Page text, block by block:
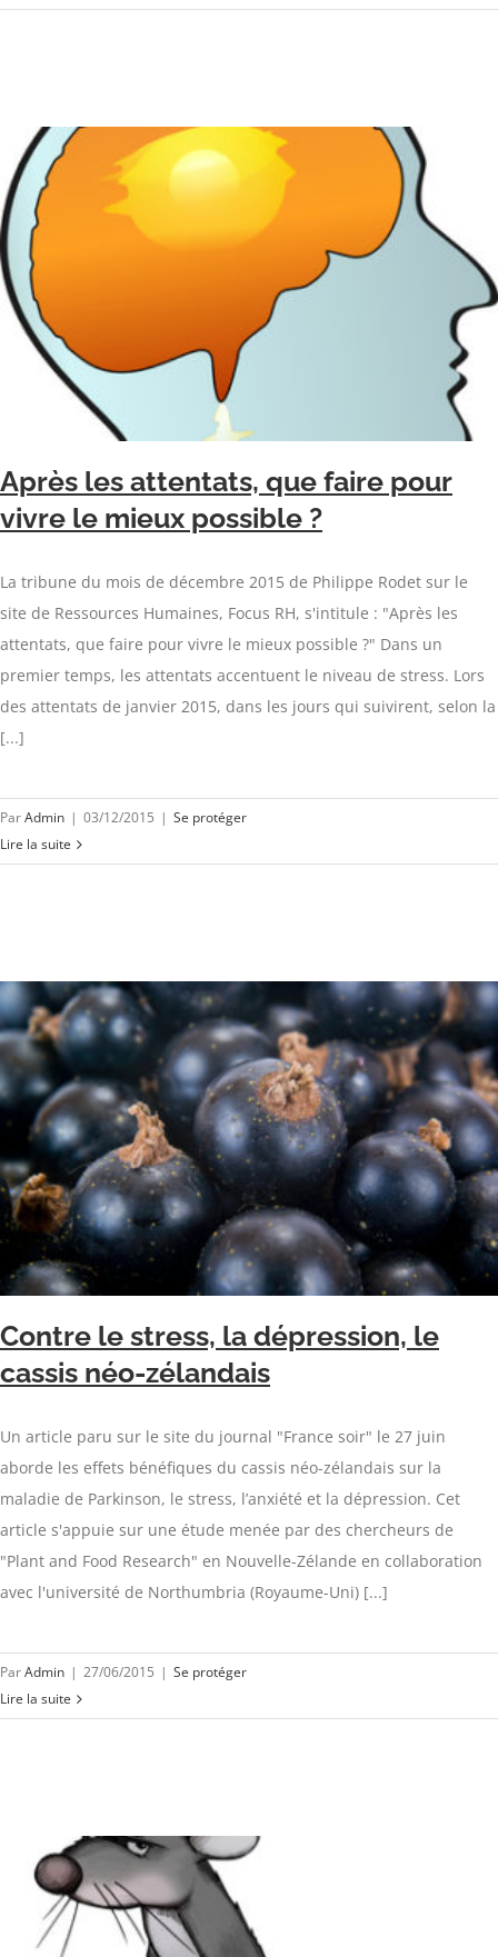
Après les attentats, que faire pour
vivre le mieux possible ?
La tribune du mois de décembre 2015 de Philippe Rodet sur le
site de Ressources Humaines, Focus RH, s'intitule : "Après les
attentats, que faire pour vivre le mieux possible ?" Dans un
premier temps, les attentats accentuent le niveau de stress. Lors
des attentats de janvier 2015, dans les jours qui suivirent, selon la
[...]
ParAdmin | 03/12/2015 | Se protéger
Lire la suite
Contre le stress, la dépression, le
cassis néo-zélandais
Un article paru sur le site du journal "France soir" le 27 juin
aborde les effets bénéfiques du cassis néo-zélandais sur la
maladie de Parkinson, le stress, l’anxiété et la dépression. Cet
article s'appuie sur une étude menée par des chercheurs de
"Plant and Food Research" en Nouvelle-Zélande en collaboration
avec l'université de Northumbria (Royaume-Uni) [...]
ParAdmin | 27/06/2015 | Se protéger
Lire la suite